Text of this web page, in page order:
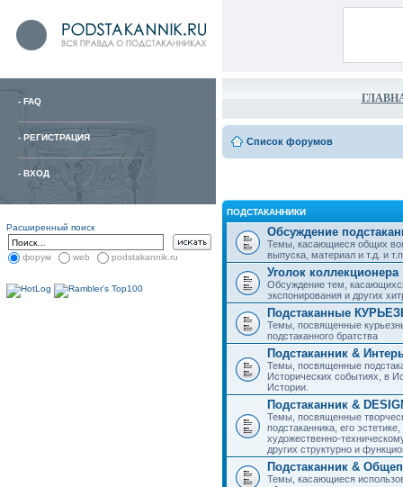
- FAQ
- РЕГИСТРАЦИЯ
- ВХОД
Расширенный поиск
форум web podstakannik.ru
Список форумов
ПОДСТАКАННИКИ
Обсуждение
Темы, касающиеся общих
выпуска, материал и т.д. и
Уголок коллекционера
Обсуждение тем,
экспонирования и других
Подстаканные
Темы, посвященные
подстаканного братства
Подстаканник &
Темы, посвященные
Исторических событиях, в
Истории.
Подстаканник &
Темы, посвященные
подстаканника, его
художественно-
других структурно и
Подстаканник &
Темы, касающиеся